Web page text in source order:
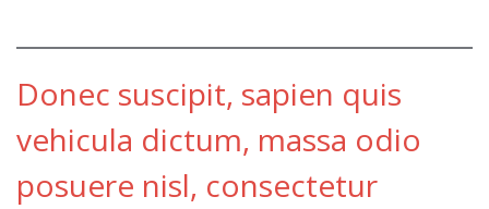
Donec suscipit, sapien quis
vehicula dictum, massa odio
posuere nisl, consectetur